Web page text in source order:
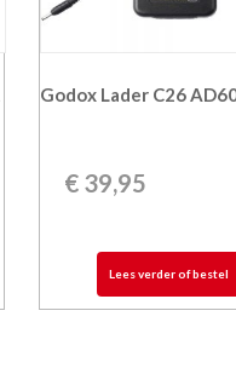
Godox Lader C26
€ 39,95
Lees verder of bestel